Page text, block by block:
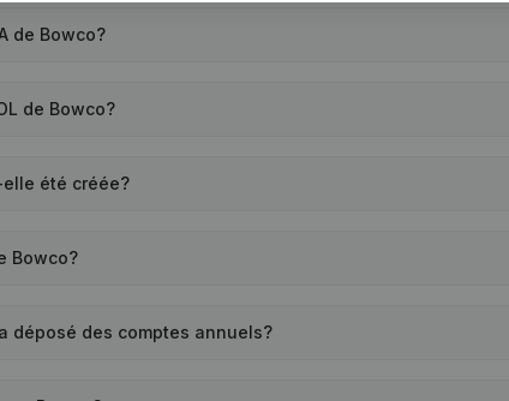
de Bowco?
de Bowco?
été créée?
Bowco?
déposé des comptes annuels?